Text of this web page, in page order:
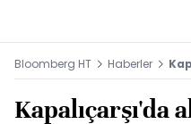
Bloomberg HT Haberler
Kapalıçarşı'da